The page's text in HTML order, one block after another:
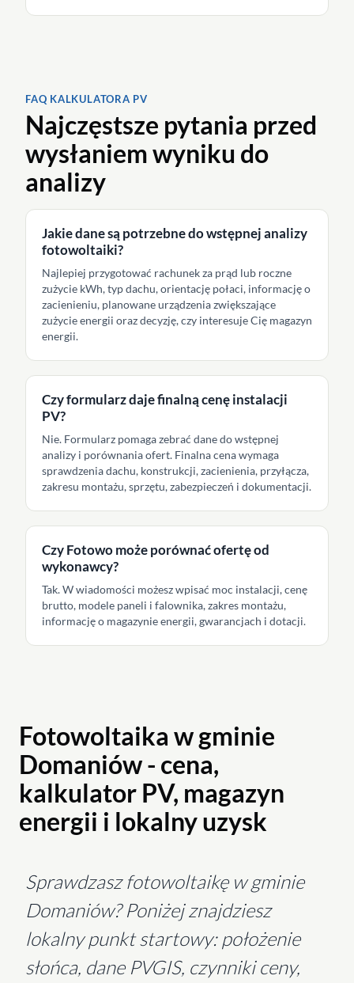
FAQ KALKULATORA PV
Najczęstsze pytania przed
wysłaniem wyniku do
analizy
Jakie dane są potrzebne do wstępnej analizy
fotowoltaiki?
Najlepiej przygotować rachunek za prąd lub roczne
zużycie kWh, typ dachu, orientację połaci, informację o
zacienieniu, planowane urządzenia zwiększające
zużycie energii oraz decyzję, czy interesuje Cię magazyn
energii.
Czy formularz daje finalną cenę instalacji
PV?
Nie. Formularz pomaga zebrać dane do wstępnej
analizy i porównania ofert. Finalna cena wymaga
sprawdzenia dachu, konstrukcji, zacienienia, przyłącza,
zakresu montażu, sprzętu, zabezpieczeń i dokumentacji.
Czy Fotowo może porównać ofertę od
wykonawcy?
Tak. W wiadomości możesz wpisać moc instalacji, cenę
brutto, modele paneli i falownika, zakres montażu,
informację o magazynie energii, gwarancjach i dotacji.
Fotowoltaika w gminie
Domaniów - cena,
kalkulator PV, magazyn
energii i lokalny uzysk
Sprawdzasz fotowoltaikę w gminie
Domaniów? Poniżej znajdziesz
lokalny punkt startowy: położenie
słońca, dane PVGIS, czynniki ceny,